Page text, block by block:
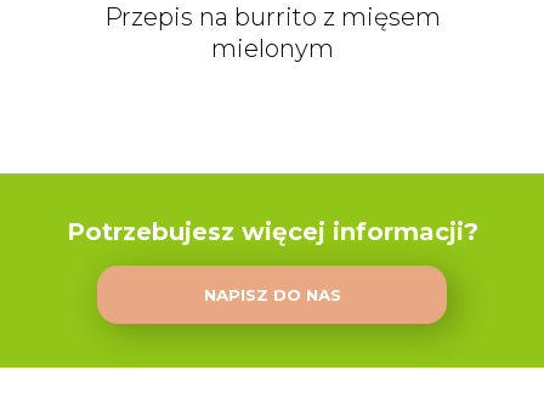
Przepis na burrito z mięsem
mielonym
Potrzebujesz więcej informacji?
NAPISZ DO NAS